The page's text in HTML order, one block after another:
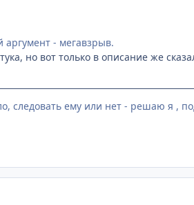
аргумент - мегавзрыв.
но вот только в описание же
следовать ему или нет - решаю я ,